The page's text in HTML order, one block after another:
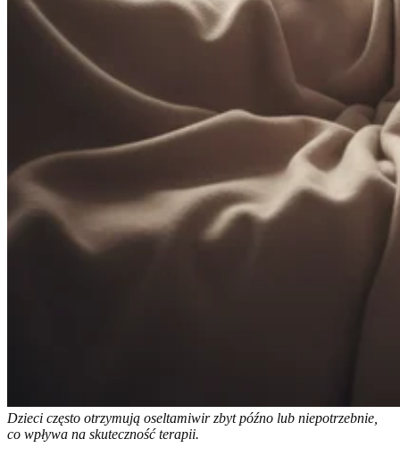
Dzieci często otrzymują oseltamiwir zbyt późno lub niepotrzebnie,
co wpływa na skuteczność terapii.